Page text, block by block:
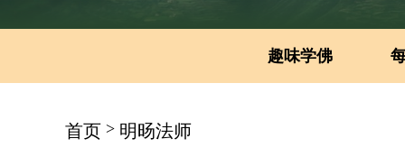
趣味学佛
首页 > 明旸法师